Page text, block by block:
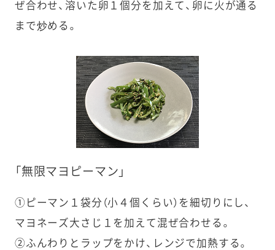
ぜ合わせ、溶いた卵１個分を加えて、卵に火が通る
まで炒める。
「無限マヨピーマン」
①ピーマン１袋分（小４個くらい）を細切りにし、
マヨネーズ大さじ１を加えて混ぜ合わせる。
②ふんわりとラップをかけ、レンジで加熱する。